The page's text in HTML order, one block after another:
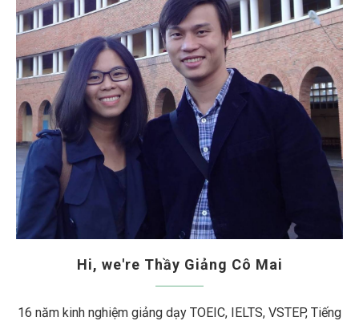
Hi, we're Thầy Giảng Cô Mai
16 năm kinh nghiệm giảng dạy TOEIC, IELTS, VSTEP, Tiếng